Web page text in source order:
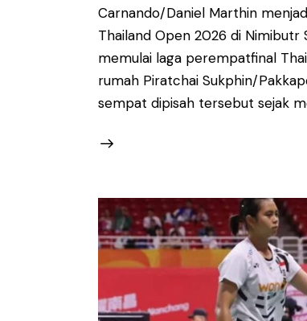
Carnando/Daniel Marthin
Thailand Open 2026 di Nimibutr
memulai laga perempatfinal
rumah Piratchai Sukphin/
sempat dipisah tersebut sejak